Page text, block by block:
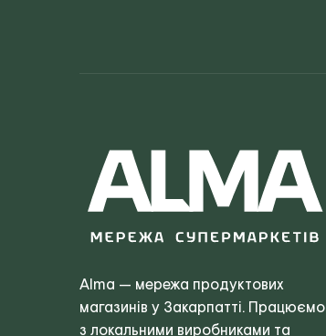
Alma — мережа продуктових
магазинів у Закарпатті. Працюємо
з локальними виробниками та